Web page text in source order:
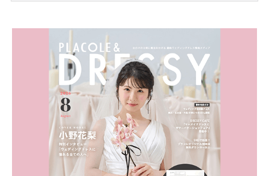
内容：特典金額・条件・応募方法・注意点 「どこが
一番お得？」「プラコレの特典は？」といった疑問も
解決します。 まずは診断で候補を絞れる「ウェディ
ング診断」か、体験型 […]
続きを読む